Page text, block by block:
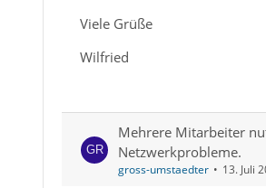
Viele Grüße
Wilfried
Mehrere Mitarbeiter
Netzwerkprobleme.
gross-umstaedter 13. Juli